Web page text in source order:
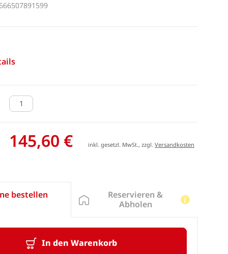
145,60 € inkl. gesetzl. MwSt., zzgl.Versandkosten
bestellen
In den Warenkorb
Reservieren &
Abholen